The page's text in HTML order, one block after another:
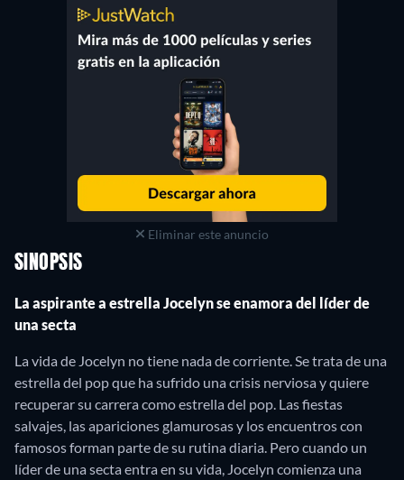
Eliminar este anuncio
SINOPSIS
La aspirante a estrella Jocelyn se enamora del líder de
una secta
La vida de Jocelyn no tiene nada de corriente. Se trata de una
estrella del pop que ha sufrido una crisis nerviosa y quiere
recuperar su carrera como estrella del pop. Las fiestas
salvajes, las apariciones glamurosas y los encuentros con
famosos forman parte de su rutina diaria. Pero cuando un
líder de una secta entra en su vida, Jocelyn comienza una